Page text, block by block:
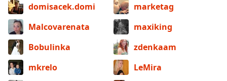
domisacek.domi
marketag
Malcovarenata
maxiking
Bobulinka
zdenkaam
mkrelo
LeMira